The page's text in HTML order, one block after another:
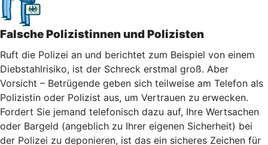
Falsche Polizistinnen und Polizisten
Ruft die Polizei an und berichtet zum Beispiel von einem
Diebstahlrisiko, ist der Schreck erstmal groß. Aber
Vorsicht – Betrügende geben sich teilweise am Telefon als
Polizistin oder Polizist aus, um Vertrauen zu erwecken.
Fordert Sie jemand telefonisch dazu auf, Ihre Wertsachen
oder Bargeld (angeblich zu Ihrer eigenen Sicherheit) bei
der Polizei zu deponieren, ist das ein sicheres Zeichen für